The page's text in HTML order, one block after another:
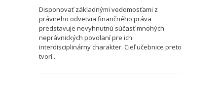
Disponovať základnými vedomosťami z
právneho odvetvia finančného práva
predstavuje nevyhnutnú súčasť mnohých
neprávnických povolaní pre ich
interdisciplinárny charakter. Cieľ učebnice preto
tvorí...